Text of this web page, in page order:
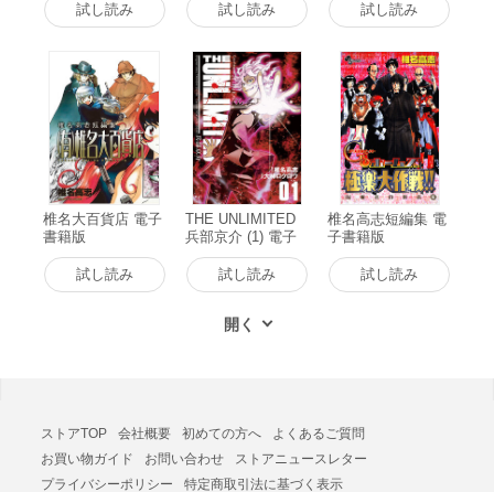
試し読み 試し読み
試し読み
椎名大百貨店 電子
書籍版
試し読み
THE UNLIMITED
兵部京介 (1) 電子
書籍版
試し読み
椎名高志短編集 電
子書籍版
試し読み
ストアTOP 会社概要 初めての方へ
よくあるご質問
お買い物ガイド
お問い合わせ
ストアニュースレター
プライバシーポリシー
特定商取引法に基づく表示